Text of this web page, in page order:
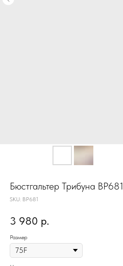
Бюстгальтер Трибуна BP681
SKU: BP681
3 980 р.
Размер